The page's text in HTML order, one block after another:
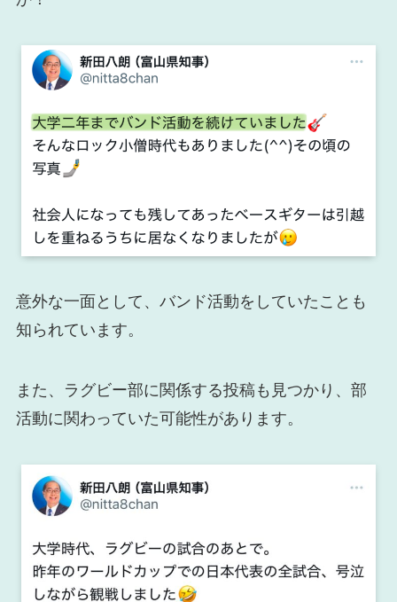
意外な一面として、バンド活動をしていたことも
知られています。
また、ラグビー部に関係する投稿も見つかり、部
活動に関わっていた可能性があります。